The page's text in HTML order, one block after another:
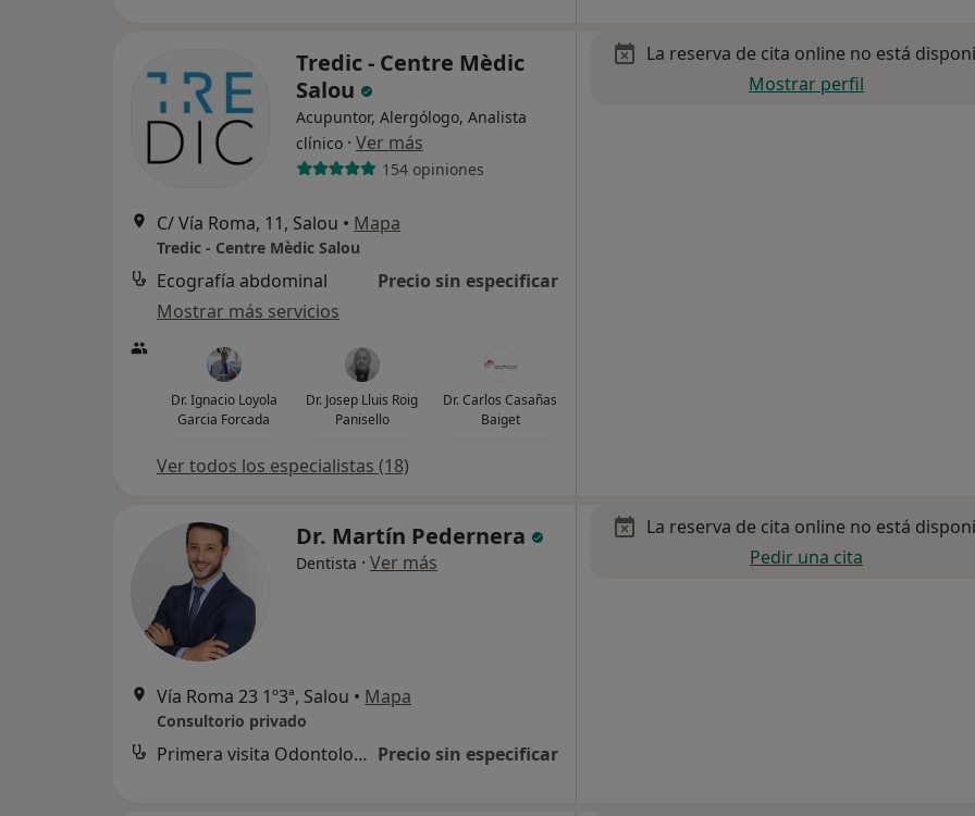
Tredic - Centre Mèdic
Salou
Acupuntor, Alergólogo, Analista
clínico · Ver más
154 opiniones
C/ Vía Roma, 11, Salou • Mapa
Tredic - Centre Mèdic Salou
Ecografía abdominal
Precio sin especificar
Mostrar más servicios
Dr. Ignacio Loyola
Garcia Forcada
Dr. Josep Lluis Roig
Panisello
Dr. Carlos Casañas
Baiget
Ver todos los especialistas (18)
La reserva de cita online no está
Mostrar perfil
Dr. Martín Pedernera
Dentista · Ver más
Vía Roma 23 1º3ª, Salou • Mapa
Consultorio privado
Primera visita Odontología Precio sin especificar
La reserva de cita online no está
Pedir una cita